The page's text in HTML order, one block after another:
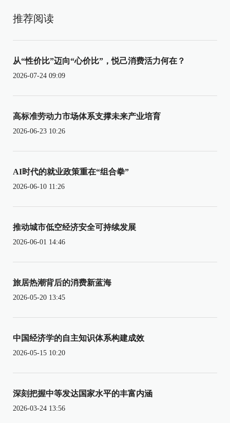
推荐阅读
从“性价比”迈向“心价比”，悦己消费活力何在？
2026-07-24 09:09
高标准劳动力市场体系支撑未来产业培育
2026-06-23 10:26
AI时代的就业政策重在“组合拳”
2026-06-10 11:26
推动城市低空经济安全可持续发展
2026-06-01 14:46
旅居热潮背后的消费新蓝海
2026-05-20 13:45
中国经济学的自主知识体系构建成效
2026-05-15 10:20
深刻把握中等发达国家水平的丰富内涵
2026-03-24 13:56